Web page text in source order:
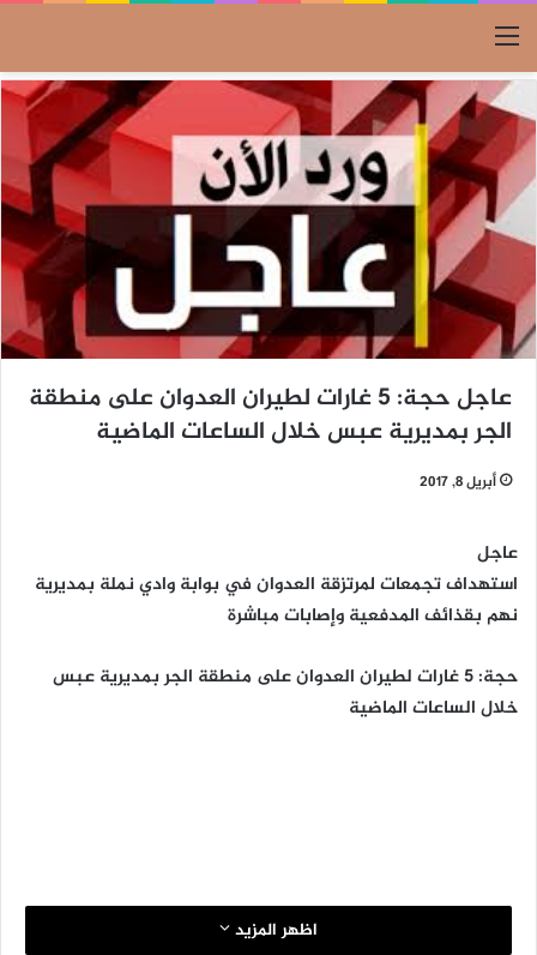
القائمة
عاجل حجة: 5 غارات لطيران العدوان على منطقة
الجر بمديرية عبس خلال الساعات الماضية
أبريل 8, 2017
عاجل
استهداف تجمعات لمرتزقة العدوان في بوابة وادي نملة بمديرية
نهم بقذائف المدفعية وإصابات مباشرة
حجة: 5 غارات لطيران العدوان على منطقة الجر بمديرية عبس
خلال الساعات الماضية
اظهر المزيد